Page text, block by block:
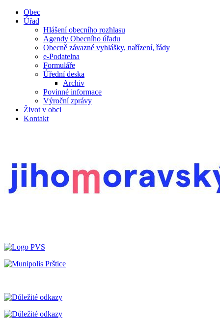
Obec
Úřad
Hlášení obecního rozhlasu
Agendy Obecního úřadu
Obecně závazné vyhlášky, nařízení, řády
e-Podatelna
Formuláře
Úřední deska
Archiv
Povinné informace
Výroční zprávy
Život v obci
Kontakt